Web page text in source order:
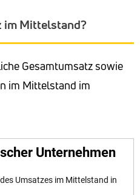
im Mittelstand?
Gesamtumsatz sowie
im Mittelstand im